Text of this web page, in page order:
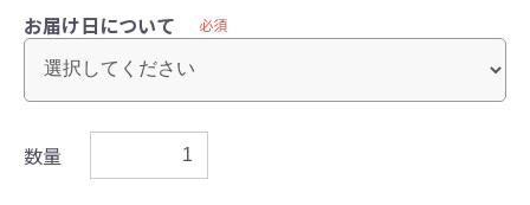
お届け日について 必須
数量